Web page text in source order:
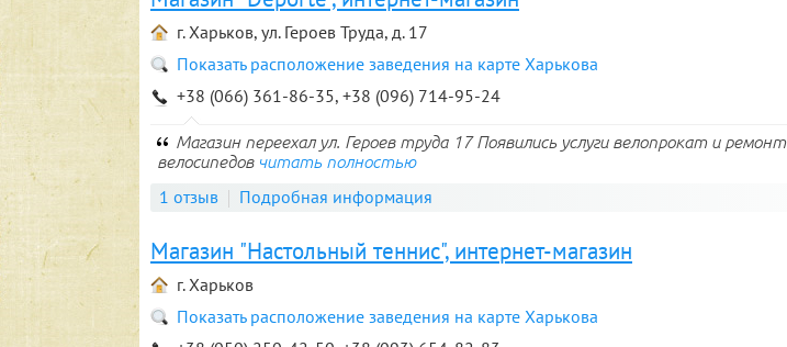
г. Харьков, ул. Героев Труда, д. 17
Показать расположение заведения на карте Харькова
+38 (066) 361-86-35, +38 (096) 714-95-24
Магазин переехал ул. Героев труда 17 Появились услуги велопрокат и ремонт
велосипедов читать полностью
1 отзыв Подробная информация
Магазин "Настольный теннис", интернет-магазин
г. Харьков
Показать расположение заведения на карте Харькова